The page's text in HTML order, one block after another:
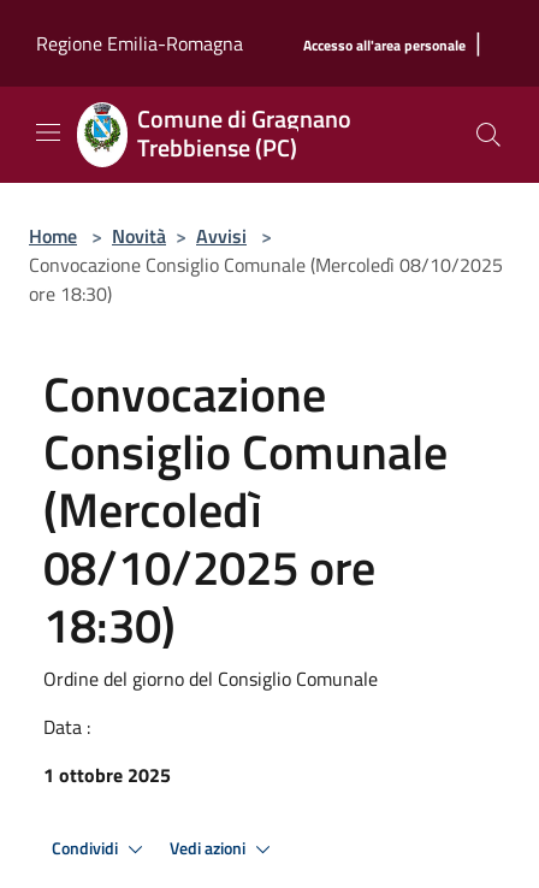
Regione Emilia-Romagna
Accesso all'area personale |
Comune di Gragnano
Trebbiense (PC)
Home > Novità > Avvisi >
Convocazione Consiglio Comunale (Mercoledì 08/10/2025
ore 18:30)
Convocazione
Consiglio Comunale
(Mercoledì
08/10/2025 ore
18:30)
Ordine del giorno del Consiglio Comunale
Data :
1 ottobre 2025
Condividi Vedi azioni